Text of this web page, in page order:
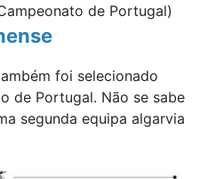
de Portugal)
foi selecionado
de Portugal. Não se sabe
segunda equipa algarvia